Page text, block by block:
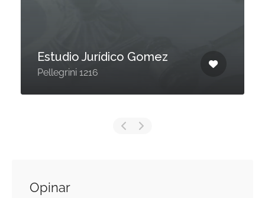
Estudio Jurídico Gomez
Pellegrini 1216
Opinar